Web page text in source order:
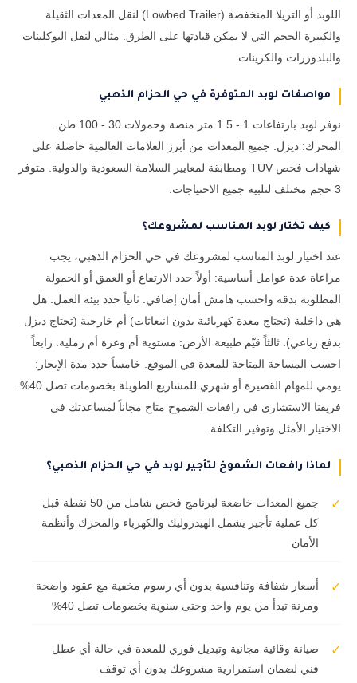
اللوبد أو التريلا المنخفضة (Lowbed Trailer) لنقل المعدات الثقيلة
والكبيرة الحجم التي لا يمكن قيادتها على الطرق. مثالي لنقل البوكلينات
والبلدوزرات والكرينات.
مواصفات لوبد المتوفرة في حي الحزام الذهبي
نوفر لوبد بارتفاعات 1 - 1.5 متر منصة وحمولات 30 - 100 طن.
المحرك: ديزل. جميع المعدات من أبرز العلامات العالمية حاصلة على
شهادات فحص TUV ومطابقة لمعايير السلامة السعودية والدولية. متوفر
3 حجم مختلف لتلبية جميع الاحتياجات.
كيف تختار لوبد المناسب لمشروعك؟
عند اختيار لوبد المناسب لمشروعك في حي الحزام الذهبي، يجب
مراعاة عدة عوامل أساسية: أولاً حدد الارتفاع أو العمق أو الحمولة
المطلوبة بدقة واحسب هامش أمان إضافي. ثانياً حدد بيئة العمل: هل
هي داخلية (تحتاج معدة كهربائية بدون انبعاثات) أم خارجية (تحتاج ديزل
بدفع رباعي). ثالثاً قيّم طبيعة الأرض: مستوية أم وعرة أم رملية. رابعاً
احسب المساحة المتاحة للمعدة في الموقع. خامساً حدد مدة الإيجار:
يومي للمهام القصيرة أو شهري للمشاريع الطويلة بخصومات تصل 40%.
فريقنا الاستشاري في رافعات الشموخ متاح مجاناً لمساعدتك في
الاختيار الأمثل وتوفير التكلفة.
لماذا رافعات الشموخ لتأجير لوبد في حي الحزام الذهبي؟
✓
جميع المعدات خاضعة لبرنامج فحص شامل من 50 نقطة قبل
كل عملية تأجير يشمل الهيدروليك والكهرباء والمحرك وأنظمة
الأمان
✓
أسعار شفافة وتنافسية بدون أي رسوم مخفية مع عقود واضحة
ومرنة تبدأ من يوم واحد وحتى سنوية بخصومات تصل 40%
✓
صيانة وقائية مجانية وتبديل فوري للمعدة في حالة أي عطل
فني لضمان استمرارية مشروعك بدون أي توقف